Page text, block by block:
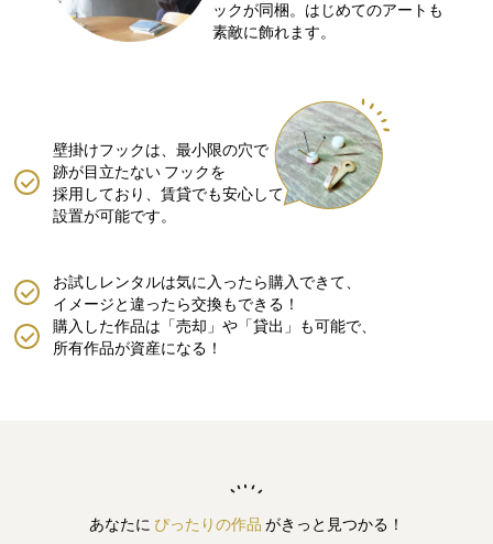
ックが同梱。はじめてのアートも
素敵に飾れます。
壁掛けフックは、最小限の穴で
跡が目立たない フックを
採用しており、賃貸でも安心して
設置が可能です。
購入した作品は「売却」や「貸出」も可能で、
所有作品が資産になる！
お試しレンタルは気に入ったら購入できて、
イメージと違ったら交換もできる！
あなたに ぴったりの作品 がきっと見つかる！